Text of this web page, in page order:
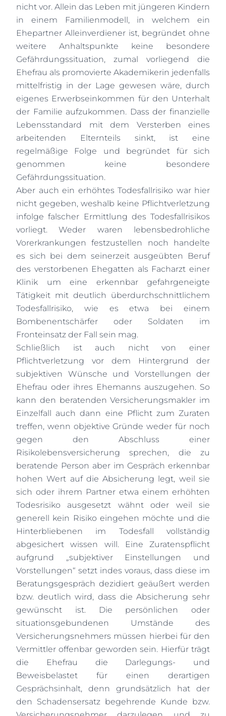
nicht vor. Allein das Leben mit jüngeren Kindern
in einem Familienmodell, in welchem ein
Ehepartner Alleinverdiener ist, begründet ohne
weitere Anhaltspunkte keine besondere
Gefährdungssituation, zumal vorliegend die
Ehefrau als promovierte Akademikerin jedenfalls
mittelfristig in der Lage gewesen wäre, durch
eigenes Erwerbseinkommen für den Unterhalt
der Familie aufzukommen. Dass der finanzielle
Lebensstandard mit dem Versterben eines
arbeitenden Elternteils sinkt, ist eine
regelmäßige Folge und begründet für sich
genommen keine besondere
Gefährdungssituation.
Aber auch ein erhöhtes Todesfallrisiko war hier
nicht gegeben, weshalb keine Pflichtverletzung
infolge falscher Ermittlung des Todesfallrisikos
vorliegt. Weder waren lebensbedrohliche
Vorerkrankungen festzustellen noch handelte
es sich bei dem seinerzeit ausgeübten Beruf
des verstorbenen Ehegatten als Facharzt einer
Klinik um eine erkennbar gefahrgeneigte
Tätigkeit mit deutlich überdurchschnittlichem
Todesfallrisiko, wie es etwa bei einem
Bombenentschärfer oder Soldaten im
Fronteinsatz der Fall sein mag.
Schließlich ist auch nicht von einer
Pflichtverletzung vor dem Hintergrund der
subjektiven Wünsche und Vorstellungen der
Ehefrau oder ihres Ehemanns auszugehen. So
kann den beratenden Versicherungsmakler im
Einzelfall auch dann eine Pflicht zum Zuraten
treffen, wenn objektive Gründe weder für noch
gegen den Abschluss einer
Risikolebensversicherung sprechen, die zu
beratende Person aber im Gespräch erkennbar
hohen Wert auf die Absicherung legt, weil sie
sich oder ihrem Partner etwa einem erhöhten
Todesrisiko ausgesetzt wähnt oder weil sie
generell kein Risiko eingehen möchte und die
Hinterbliebenen im Todesfall vollständig
abgesichert wissen will. Eine Zuratenspflicht
aufgrund „subjektiver Einstellungen und
Vorstellungen“ setzt indes voraus, dass diese im
Beratungsgespräch dezidiert geäußert werden
bzw. deutlich wird, dass die Absicherung sehr
gewünscht ist. Die persönlichen oder
situationsgebundenen Umstände des
Versicherungsnehmers müssen hierbei für den
Vermittler offenbar geworden sein. Hierfür trägt
die Ehefrau die Darlegungs- und
Beweisbelastet für einen derartigen
Gesprächsinhalt, denn grundsätzlich hat der
den Schadensersatz begehrende Kunde bzw.